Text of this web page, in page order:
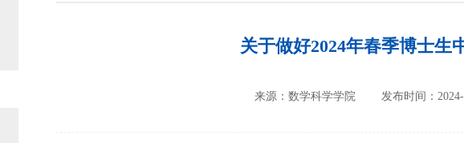
关于做好2024年春季博士生
来源：数学科学学院 发布时间：